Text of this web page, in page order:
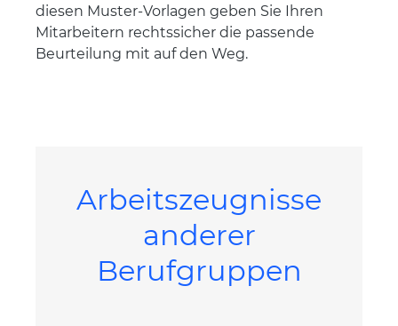
diesen Muster-Vorlagen geben Sie Ihren
Mitarbeitern rechtssicher die passende
Beurteilung mit auf den Weg.
Arbeitszeugnisse
anderer
Berufgruppen